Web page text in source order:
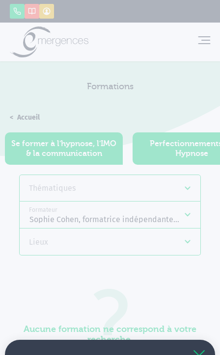
AppelerCatalogue
Formations
Accueil
Se former à l'hypnose, l'IMO
& la communication
Hypnose
Thématiques
Formateur
Sophie Cohen, formatrice indépendante Emergences
Lieux
Aucune formation ne correspond à votre
recherche.
Panneau de gestion des cookies